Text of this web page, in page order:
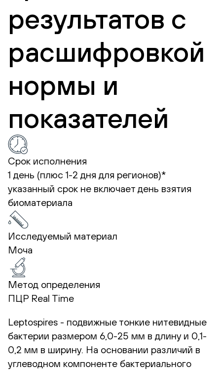
результатов с
расшифровкой
нормы и
показателей
Срок исполнения
1 день (плюс 1-2 дня для регионов)*
указанный срок не включает день взятия
биоматериала
Исследуемый материал
Моча
Метод определения
ПЦР Real Time
Leptospires - подвижные тонкие нитевидные
бактерии размером 6,0-25 мм в длину и 0,1-
0,2 мм в ширину. На основании различий в
углеводном компоненте бактериального